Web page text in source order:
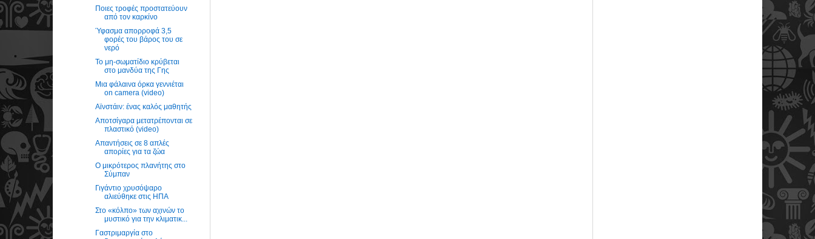
Ποιες τροφές προστατεύουν
από τον καρκίνο
Ύφασμα απορροφά 3,5
φορές του βάρος του σε
νερό
Το μη-σωματίδιο κρύβεται
στο μανδύα της Γης
Μια φάλαινα όρκα γεννιέται
on camera (video)
Αϊνστάιν: ένας καλός μαθητής
Αποτσίγαρα μετατρέπονται σε
πλαστικό (video)
Απαντήσεις σε 8 απλές
απορίες για τα ζώα
O μικρότερος πλανήτης στο
Σύμπαν
Γιγάντιο χρυσόψαρο
αλιεύθηκε στις ΗΠΑ
Στο «κόλπο» των αχινών το
μυστικό για την κλιματικ...
Γαστριμαργία στο